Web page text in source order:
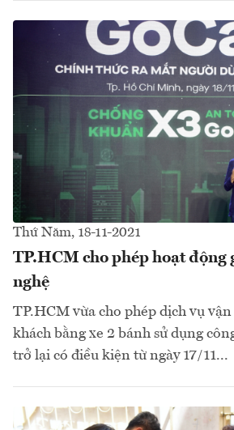
Thứ Năm, 18-11-2021
TP.HCM cho phép hoạt động
nghệ
TP.HCM vừa cho phép dịch vụ
khách bằng xe 2 bánh sử dụng
trở lại có điều kiện từ ngày 17/11...